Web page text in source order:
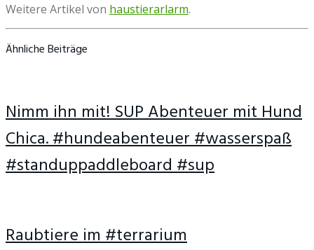
Weitere Artikel von haustierarlarm.
Ähnliche Beiträge
Nimm ihn mit! SUP Abenteuer mit Hund
Chica. #hundeabenteuer #wasserspaß
#standuppaddleboard #sup
Raubtiere im #terrarium